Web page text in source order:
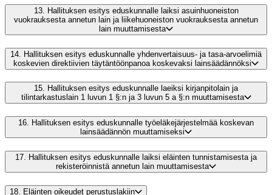
13.
Hallituksen esitys eduskunnalle laiksi asuinhuoneiston
vuokrauksesta annetun lain ja liikehuoneiston vuokrauksesta annetun
lain muuttamisesta
14. Hallituksen esitys eduskunnalle yhdenvertaisuus- ja tasa-arvoelimiä
koskevien direktiivien täytäntöönpanoa koskevaksi lainsäädännöksi
15. Hallituksen esitys eduskunnalle laeiksi kirjanpitolain ja
tilintarkastuslain 1 luvun 1 §:n ja 3 luvun 5 a §:n muuttamisesta
16. Hallituksen esitys eduskunnalle työeläkejärjestelmää koskevan
lainsäädännön muuttamiseksi
17.
Hallituksen esitys eduskunnalle laiksi eläinten tunnistamisesta ja
rekisteröinnistä annetun lain muuttamisesta
18. Eläinten oikeudet perustuslakiin